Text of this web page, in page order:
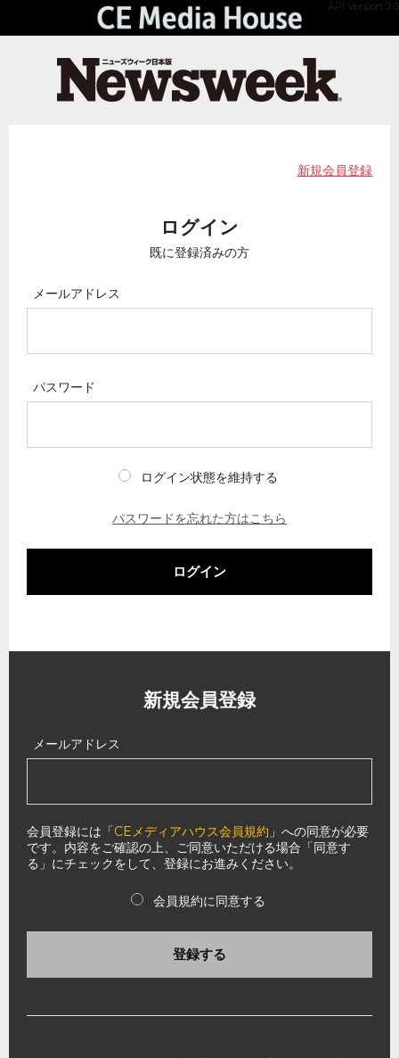
API Version 2.0
新規会員登録
ログイン
既に登録済みの方
メールアドレス
パスワード
ログイン状態を維持する
パスワードを忘れた方はこちら
ログイン
新規会員登録
メールアドレス
会員登録には「CEメディアハウス会員規約 」への同意が必要
です。内容をご確認の上、ご同意いただける場合「同意す
る」にチェックをして、登録にお進みください。
会員規約に同意する
登録する